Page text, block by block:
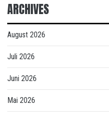
ARCHIVES
August 2026
Juli 2026
Juni 2026
Mai 2026